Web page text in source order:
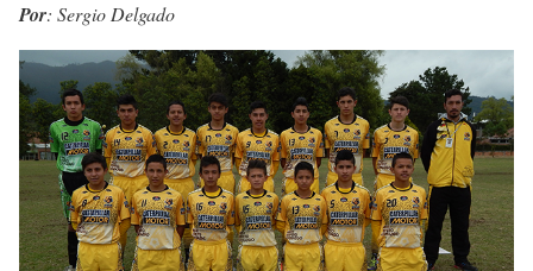
Por: Sergio Delgado